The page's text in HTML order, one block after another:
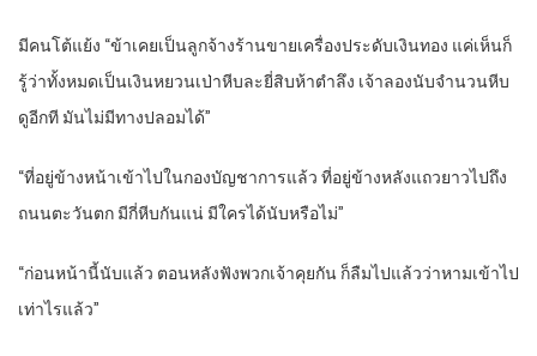
มีคนโต้แย้ง “ข้าเคยเป็นลูกจ้างร้านขายเครื่องประดับเงินทอง แค่เห็นก็
รู้ว่าทั้งหมดเป็นเงินหยวนเป่าหีบละยี่สิบห้าตำลึง เจ้าลองนับจำนวนหีบ
ดูอีกที มันไม่มีทางปลอมได้”
“ที่อยู่ข้างหน้าเข้าไปในกองบัญชาการแล้ว ที่อยู่ข้างหลังแถวยาวไปถึง
ถนนตะวันตก มีกี่หีบกันแน่ มีใครได้นับหรือไม่”
“ก่อนหน้านี้นับแล้ว ตอนหลังฟังพวกเจ้าคุยกัน ก็ลืมไปแล้วว่าหามเข้าไป
เท่าไรแล้ว”